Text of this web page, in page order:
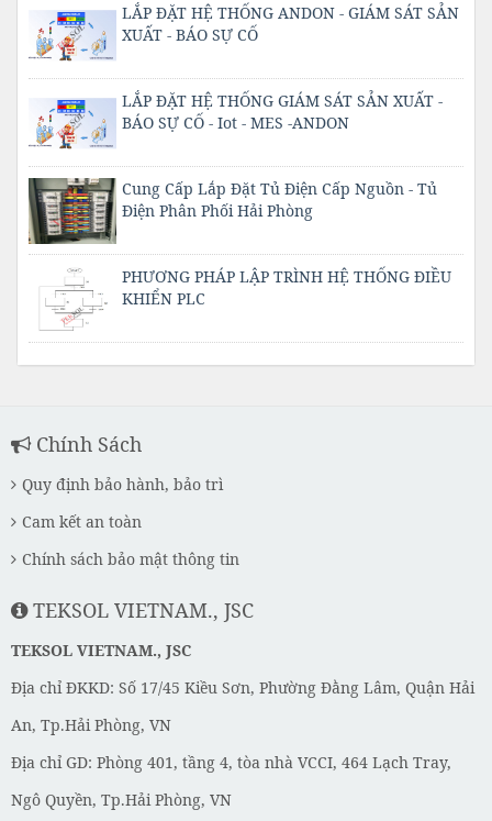
LẮP ĐẶT HỆ THỐNG ANDON - GIÁM SÁT SẢN
XUẤT - BÁO SỰ CỐ
LẮP ĐẶT HỆ THỐNG GIÁM SÁT SẢN XUẤT -
BÁO SỰ CỐ - Iot - MES -ANDON
Cung Cấp Lắp Đặt Tủ Điện Cấp Nguồn - Tủ
Điện Phân Phối Hải Phòng
PHƯƠNG PHÁP LẬP TRÌNH HỆ THỐNG ĐIỀU
KHIỂN PLC
Chính Sách
Quy định bảo hành, bảo trì
Cam kết an toàn
Chính sách bảo mật thông tin
TEKSOL VIETNAM., JSC
TEKSOL VIETNAM., JSC
Địa chỉ ĐKKD: Số 17/45 Kiều Sơn, Phường Đằng Lâm, Quận Hải
An, Tp.Hải Phòng, VN
Địa chỉ GD: Phòng 401, tầng 4, tòa nhà VCCI, 464 Lạch Tray,
Ngô Quyền, Tp.Hải Phòng, VN